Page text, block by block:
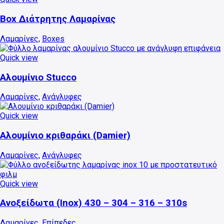
Box Διάτρητης Λαμαρίνας
Λαμαρίνες, Boxes
Quick view
το
προϊόν
έχει
πολλαπλές
παραλλαγές.
επιλογές
μπορούν
να
επιλεγούν
στη
σελίδα
του
προϊόντος
Αλουμίνιο Stucco
Λαμαρίνες, Ανάγλυφες
Quick view
το
έχει
πολλαπλές
παραλλαγές.
Οι
μπορούν
επιλεγούν
Αλουμίνιο κριθαράκι (Damier)
Λαμαρίνες, Ανάγλυφες
Quick view
το
έχει
Ανοξείδωτα (Inox) 430 – 304 – 316 – 310s